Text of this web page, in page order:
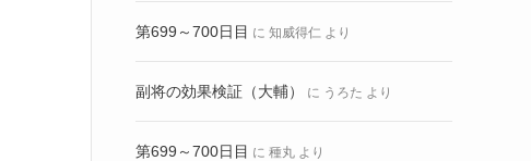
第699～700日目 に 知威得仁 より
副将の効果検証（大輔） に うろた より
第699～700日目 に 種丸 より